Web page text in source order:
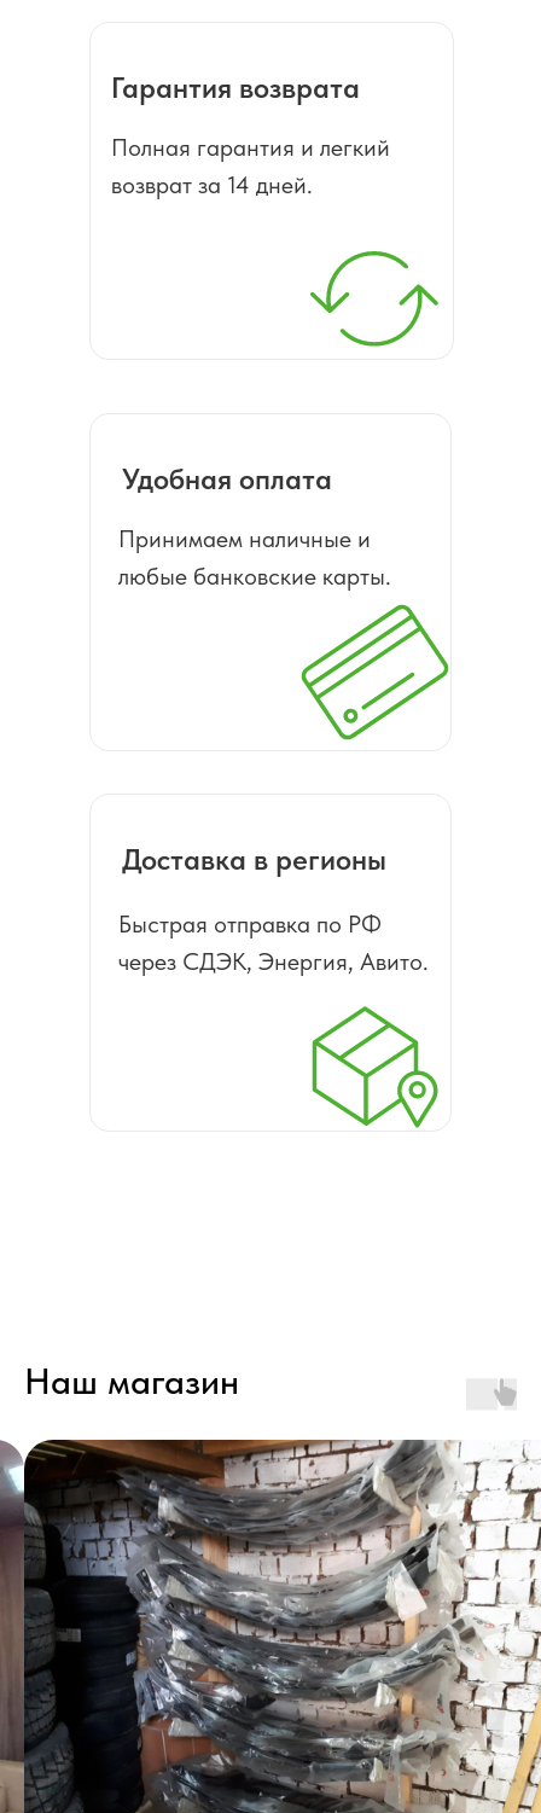
Быстрая отправка по РФ
через СДЭК, Энергия, Авито.
Доставка в регионы
Полная гарантия и легкий
возврат за 14 дней.
Гарантия возврата
Принимаем наличные и
любые банковские карты.
Удобная оплата
Наш магазин